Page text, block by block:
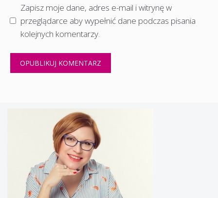
Zapisz moje dane, adres e-mail i witrynę w
przeglądarce aby wypełnić dane podczas pisania
kolejnych komentarzy.